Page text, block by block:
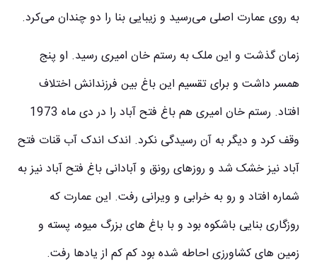
به روی عمارت اصلی می‌رسید و زیبایی بنا را دو چندان می‌کرد.
زمان گذشت و این ملک به رستم خان امیری رسید. او پنج
همسر داشت و برای تقسیم این باغ بین فرزندانش اختلاف
افتاد. رستم خان امیری هم باغ فتح آباد را در دی ماه 1973
وقف کرد و دیگر به آن رسیدگی نکرد. اندک اندک آب قنات فتح
آباد نیز خشک شد و روزهای رونق و آبادانی باغ فتح آباد نیز به
شماره افتاد و رو به خرابی و ویرانی رفت. این عمارت که
روزگاری بنایی باشکوه بود و با باغ های بزرگ میوه، پسته و
زمین های کشاورزی احاطه شده بود کم کم از یادها رفت.